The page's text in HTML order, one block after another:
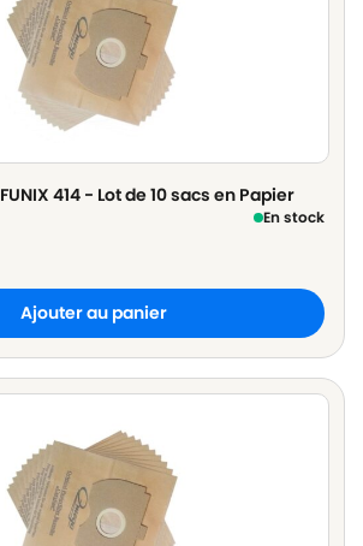
414 - Lot de 10 sacs en Papier
En stock
Ajouter au panier